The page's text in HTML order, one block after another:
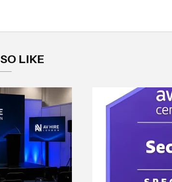
LIKE